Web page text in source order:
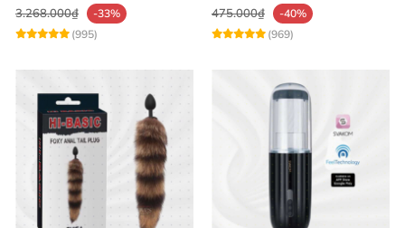
3.268.000₫
-33%
(995)
475.000₫
-40%
(969)